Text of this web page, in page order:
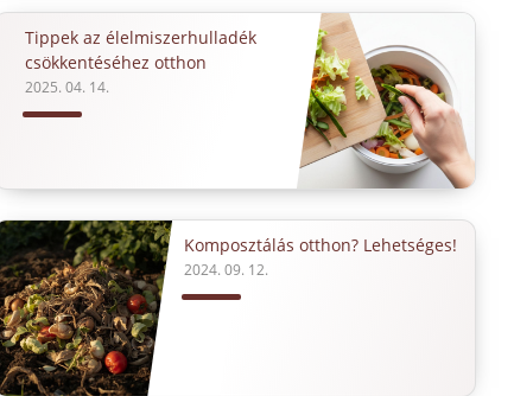
Tippek az élelmiszerhulladék
csökkentéséhez otthon
2025. 04. 14.
Komposztálás otthon? Lehetséges!
2024. 09. 12.